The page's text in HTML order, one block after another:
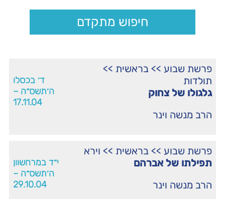
פרשת שבוע >> בראשית >>
תולדות
גלגולו של צחוק
הרב מנשה וינר
ד׳ בכסלו
ה׳תשס״ה –
17.11.04
פרשת שבוע >> בראשית >> וירא
תפילתו של אברהם
הרב מנשה וינר
י״ד במרחשוון
ה׳תשס״ה –
29.10.04
חיפוש מתקדם